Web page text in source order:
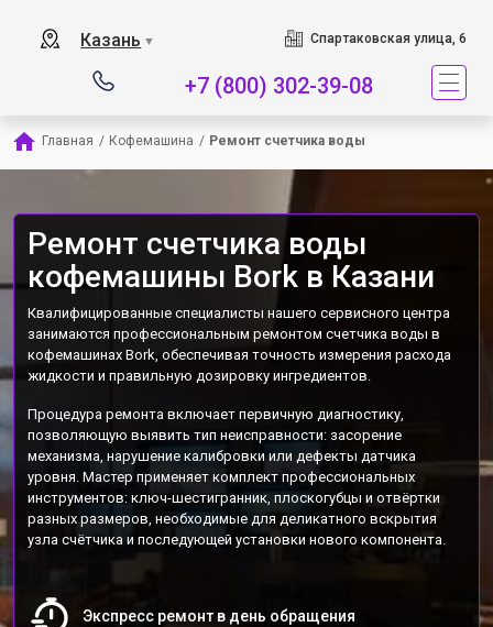
Казань ▼ Спартаковская улица, 6
+7 (800) 302-39-08
Главная / Кофемашина / Ремонт счетчика воды
Ремонт счетчика воды
кофемашины Bork в Казани
Квалифицированные специалисты нашего сервисного центра
занимаются профессиональным ремонтом счетчика воды в
кофемашинах Bork, обеспечивая точность измерения расхода
жидкости и правильную дозировку ингредиентов.
Процедура ремонта включает первичную диагностику,
позволяющую выявить тип неисправности: засорение
механизма, нарушение калибровки или дефекты датчика
уровня. Мастер применяет комплект профессиональных
инструментов: ключ-шестигранник, плоскогубцы и отвёртки
разных размеров, необходимые для деликатного вскрытия
узла счётчика и последующей установки нового компонента.
Экспресс ремонт в день обращения